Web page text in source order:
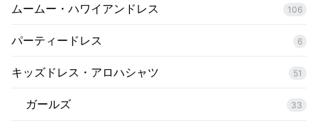
ムームー・ハワイアンドレス 106
パーティードレス 6
キッズドレス・アロハシャツ 51
ガールズ 33